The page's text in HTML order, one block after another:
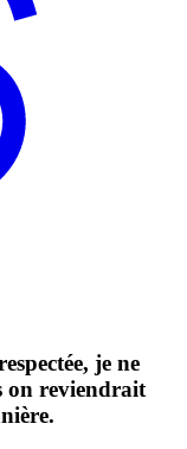
je ne
on reviendrait